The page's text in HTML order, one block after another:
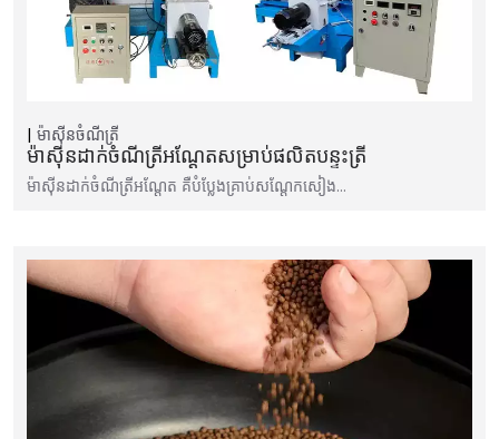
ម៉ាស៊ីនចំណីត្រី
ម៉ាស៊ីនដាក់ចំណីត្រីអណ្តែតសម្រាប់ផលិតបន្ទះត្រី
ម៉ាស៊ីន​ដាក់​ចំណី​ត្រី​អណ្តែត គឺ​បំប្លែង​គ្រាប់​សណ្តែកសៀង…